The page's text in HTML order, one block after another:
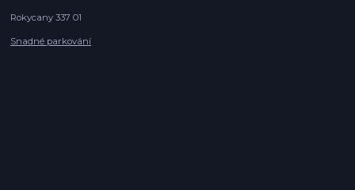
Rokycany 337 01
Snadné parkování